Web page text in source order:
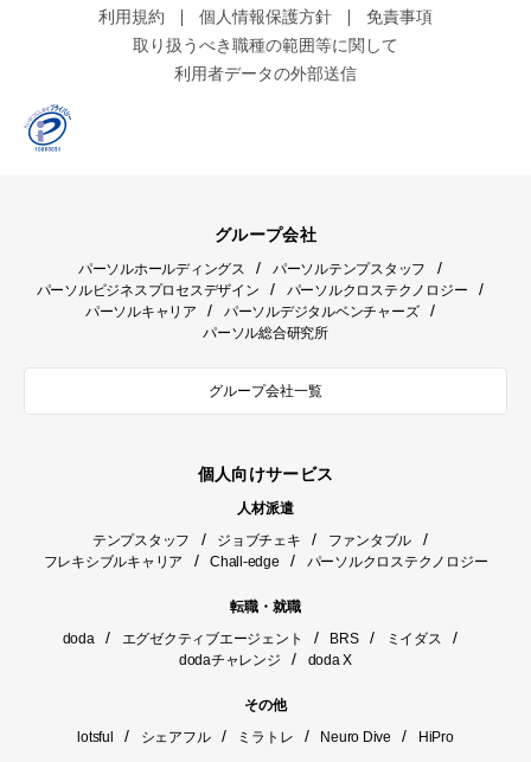
利用規約
個人情報保護方針
免責事項
取り扱うべき職種の範囲等に関して
利用者データの外部送信
グループ会社
パーソルホールディングス / パーソルテンプスタッフ /
パーソルビジネスプロセスデザイン / パーソルクロステクノロジー /
パーソルキャリア / パーソルデジタルベンチャーズ /
パーソル総合研究所
グループ会社一覧
個人向けサービス
人材派遣
テンプスタッフ
/ ジョブチェキ / ファンタブル /
フレキシブルキャリア / Chall-edge / パーソルクロステクノロジー
転職・就職
doda
/ エグゼクティブエージェント / BRS / ミイダス /
dodaチャレンジ / doda X
その他
lotsful
/ シェアフル / ミラトレ / Neuro Dive / HiPro